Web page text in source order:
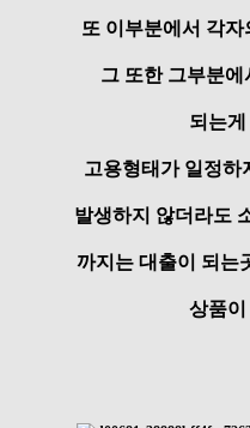
또 이부분에서 각자
그 또한 그부분에
되는
고용형태가 일정하
발생하지 않더라도
까지는 대출이 되는
상품